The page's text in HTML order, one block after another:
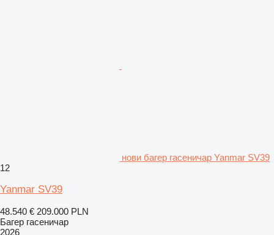
нови багер гасеничар Yanmar SV39
12
Yanmar SV39
48.540 € 209.000 PLN
Багер гасеничар
2026